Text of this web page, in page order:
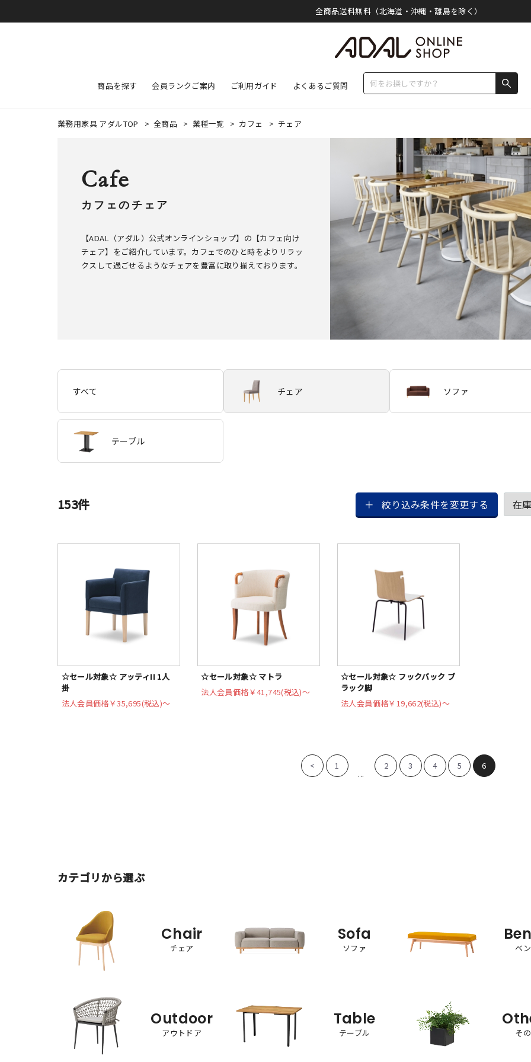
全商品送料無料（北海道・沖縄・離島を除く）
商品を探す 会員ランクご案内 ご利用ガイド よくあるご質問
業務用家具 アダルTOP >全商品 > 業種一覧 > カフェ > チェア
Cafe
カフェのチェア
【ADAL（アダル）公式オンラインショップ】の【カフェ向け
チェア】をご紹介しています。カフェでのひと時をよりリラッ
クスして過ごせるようなチェアを豊富に取り揃えております。
すべて チェア ソファ
テーブル
153件 絞り込み条件を変更する
☆セール対象☆ アッティII 1人
掛
法人会員価格￥35,695(税込)〜
☆セール対象☆ マトラ
法人会員価格￥41,745(税込)〜
☆セール対象☆ フックバック ブ
ラック脚
法人会員価格￥19,662(税込)〜
< 1
...
2 3 4 5 6
カテゴリから選ぶ
Chair
チェア
Sofa
ソファ ベ
Outdoor
アウトドア
Table
テーブル そ